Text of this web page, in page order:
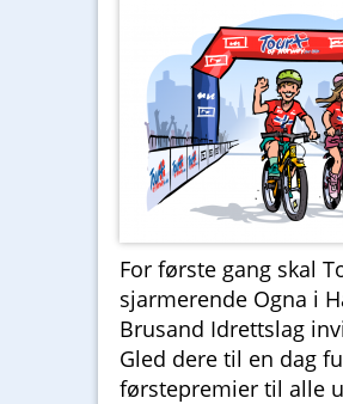
For første gang skal
sjarmerende Ogna i
Brusand Idrettslag
Gled dere til en dag
førstepremier til alle